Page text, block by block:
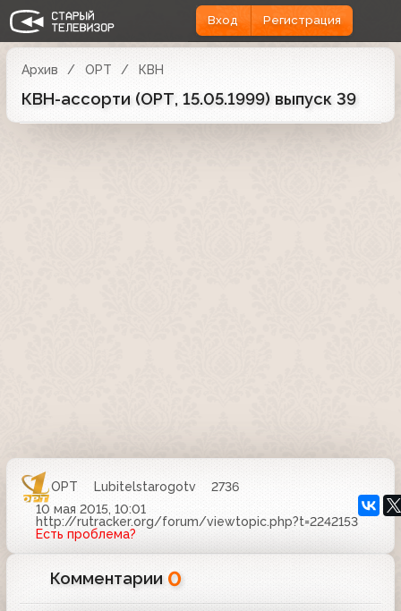
Вход Регистрация
Архив ОРТ КВН
КВН-ассорти (ОРТ, 15.05.1999) выпуск 39
ОРТ Lubitelstarogotv
2736
10 мая 2015, 10:01
http://rutracker.org/forum/viewtopic.php?t=2242153
Есть проблема?
Комментарии 0